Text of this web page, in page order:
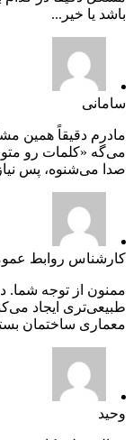
باشد یا خیر...
سامانی
مادرم دقیقاً همین
می‌گه «کلمات رو
صدا می‌شنوه، پس
کارشناس روابط
ممنون از توجه شما.
طبیعی‌تری ایجاد
معماری ساختمان
وحید